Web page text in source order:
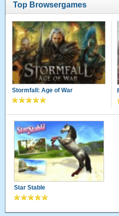
Top Browsergames
Stormfall: Age of War
Star Stable